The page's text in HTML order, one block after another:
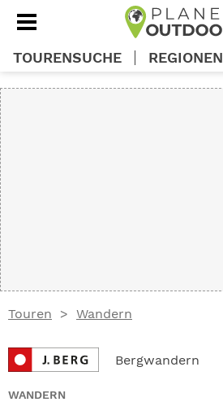
Touren Wandern
Bergwandern
WANDERN
TOURENSUCHE REGIONEN
ABO